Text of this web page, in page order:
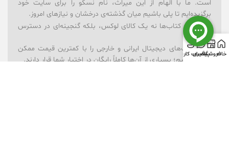
است. ما با الهام از این میراث، نام نسکو را برای سایت خود
برگزیده‌ایم تا پلی باشیم میان گذشته‌ی درخشان و نیازهای امروز.
در نسکو، کتاب‌ها نه یک کالای لوکس، بلکه گنجینه‌ای در دسترس
همه‌اند.
– ما کتاب‌های دیجیتال ایرانی و خارجی را با کمترین قیمت ممکن
ارائه می‌کنیم؛ بسیاری از آن‌ها کاملاً رایگان در اختیار شما قرار دارند.
خانهفروشگاهپیگیری
حساب کاربری